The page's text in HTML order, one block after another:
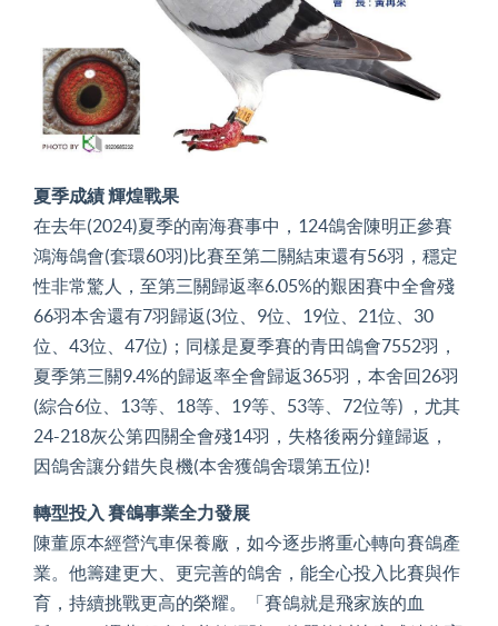
夏季成績 輝煌戰果
在去年(2024)夏季的南海賽事中，124鴿舍陳明正參賽
鴻海鴿會(套環60羽)比賽至第二關結束還有56羽，穩定
性非常驚人，至第三關歸返率6.05%的艱困賽中全會殘
66羽本舍還有7羽歸返(3位、9位、19位、21位、30
位、43位、47位)；同樣是夏季賽的青田鴿會7552羽，
夏季第三關9.4%的歸返率全會歸返365羽，本舍回26羽
(綜合6位、13等、18等、19等、53等、72位等) ，尤其
24-218灰公第四關全會殘14羽，失格後兩分鐘歸返，
因鴿舍讓分錯失良機(本舍獲鴿舍環第五位)!
轉型投入 賽鴿事業全力發展
陳董原本經營汽車保養廠，如今逐步將重心轉向賽鴿產
業。他籌建更大、更完善的鴿舍，能全心投入比賽與作
育，持續挑戰更高的榮耀。「賽鴿就是飛家族的血